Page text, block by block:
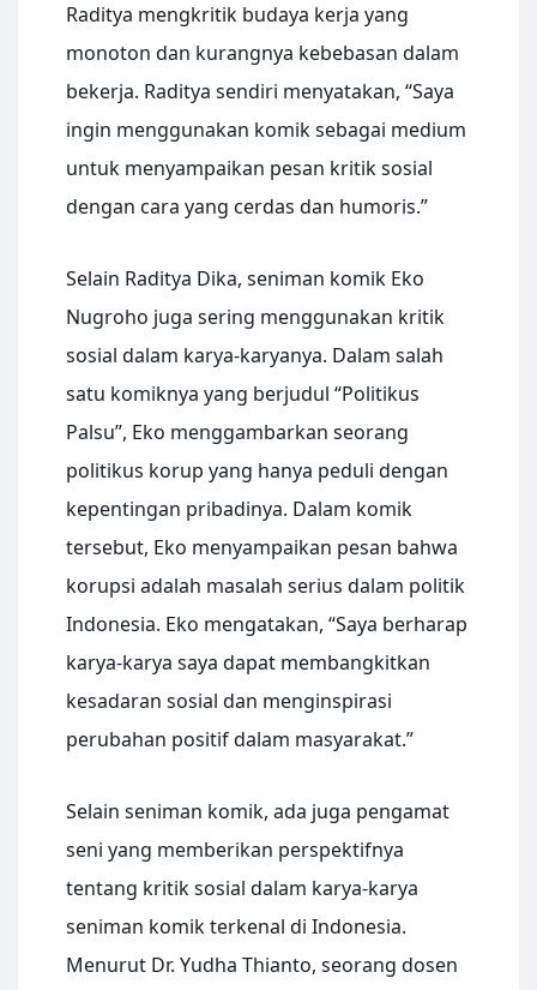
Raditya mengkritik budaya kerja yang
monoton dan kurangnya kebebasan dalam
bekerja. Raditya sendiri menyatakan, “Saya
ingin menggunakan komik sebagai medium
untuk menyampaikan pesan kritik sosial
dengan cara yang cerdas dan humoris.”
Selain Raditya Dika, seniman komik Eko
Nugroho juga sering menggunakan kritik
sosial dalam karya-karyanya. Dalam salah
satu komiknya yang berjudul “Politikus
Palsu”, Eko menggambarkan seorang
politikus korup yang hanya peduli dengan
kepentingan pribadinya. Dalam komik
tersebut, Eko menyampaikan pesan bahwa
korupsi adalah masalah serius dalam politik
Indonesia. Eko mengatakan, “Saya berharap
karya-karya saya dapat membangkitkan
kesadaran sosial dan menginspirasi
perubahan positif dalam masyarakat.”
Selain seniman komik, ada juga pengamat
seni yang memberikan perspektifnya
tentang kritik sosial dalam karya-karya
seniman komik terkenal di Indonesia.
Menurut Dr. Yudha Thianto, seorang dosen